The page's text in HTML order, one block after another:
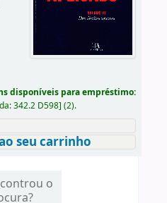
disponíveis para empréstimo:
342.2 D598] (2).
seu carrinho
o